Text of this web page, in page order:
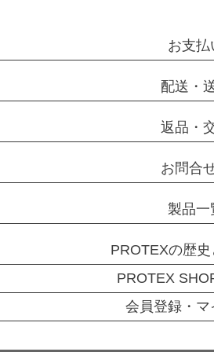
お支払
配送・
返品・
お問合
製品一
PROTEXの歴
PROTEX
会員登録・マ